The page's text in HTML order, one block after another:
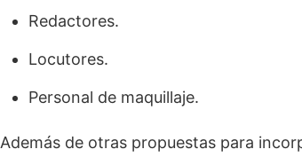
Redactores.
Locutores.
Personal de maquillaje.
Además de otras propuestas para